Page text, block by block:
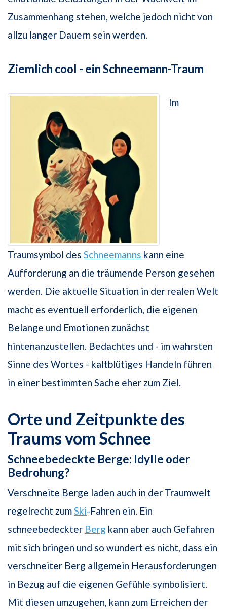
Zusammenhang stehen, welche jedoch nicht von
allzu langer Dauern sein werden.
Ziemlich cool - ein Schneemann-Traum
Im
Traumsymbol des Schneemanns kann eine
Aufforderung an die träumende Person gesehen
werden. Die aktuelle Situation in der realen Welt
macht es eventuell erforderlich, die eigenen
Belange und Emotionen zunächst
hintenanzustellen. Bedachtes und - im wahrsten
Sinne des Wortes - kaltblütiges Handeln führen
in einer bestimmten Sache eher zum Ziel.
Orte und Zeitpunkte des
Traums vom Schnee
Schneebedeckte Berge: Idylle oder
Bedrohung?
Verschneite Berge laden auch in der Traumwelt
regelrecht zumSki-Fahren ein. Ein
schneebedeckter Berg kann aber auch Gefahren
mit sich bringen und so wundert es nicht, dass ein
verschneiter Berg allgemein Herausforderungen
in Bezug auf die eigenen Gefühle symbolisiert.
Mit diesen umzugehen, kann zum Erreichen der